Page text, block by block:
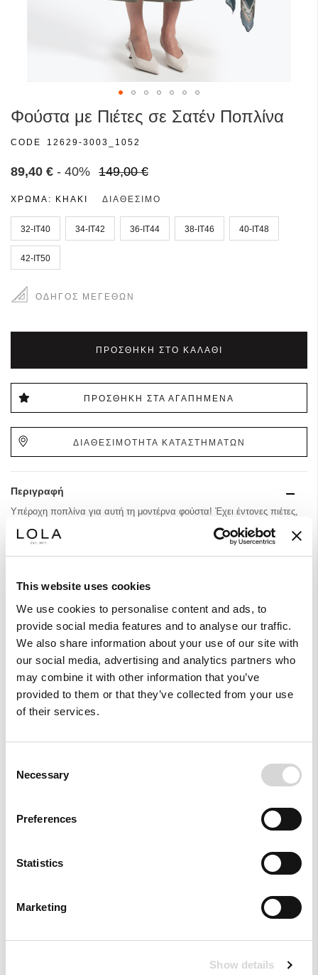
This website uses cookies
We use cookies to personalise content and ads, to
provide social media features and to analyse our traffic.
We also share information about your use of our site with
our social media, advertising and analytics partners who
may combine it with other information that you’ve
provided to them or that they’ve collected from your use
of their services.
Selection
Necessary
Preferences
Statistics
Marketing
Show details
Φούστα με Πιέτες σε Σατέν Ποπλίνα
CODE 12629-3003_1052
149,00 €
- 40%
89,40 €
ΧΡΩΜΑ: KHAKI ΔΙΑΘΈΣΙΜΟ
32-IT40 34-IT42 36-IT44 38-IT46 40-IT48
42-IT50
ΟΔΗΓΌΣ ΜΕΓΕΘΏΝ
ΠΡΟΣΘΉΚΗ ΣΤΟ ΚΑΛΆΘΙ
ΠΡΟΣΘΉΚΗ ΣΤΑ ΑΓΑΠΗΜΈΝΑ
ΔΙΑΘΕΣΙΜΟΤΗΤΑ ΚΑΤΑΣΤΗΜΑΤΩΝ
Περιγραφή
Υπέροχη ποπλίνα για αυτή τη μοντέρνα φούστα! Έχει έντονες πιέτες,
midi μήκος και ψηλή μέση. Συνδυάστε την με ανοιξιάτικα πλεκτά ή με
πουκάμισα και t-shirts.
Σύνθεση & Φροντίδα
Μετάβαση
στην
αρχή
συλλογής
εικόνων
Style With